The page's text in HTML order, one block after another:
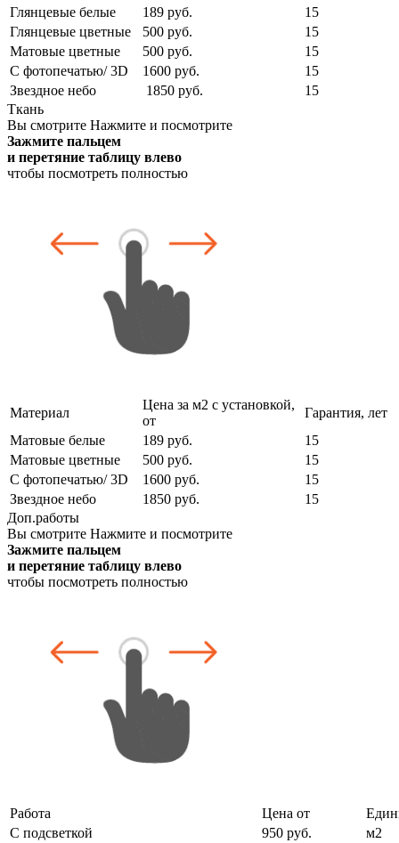
Глянцевые белые 189 руб.
15
Глянцевые цветные
500 руб.
15
Матовые цветные
500 руб.
15
С фотопечатью/ 3D
1600 руб.
15
Звездное небо
1850 руб.
15
Ткань
Вы смотрите Нажмите и посмотрите
Зажмите пальцем
и перетяние таблицу влево
чтобы посмотреть полностью
Материал
Цена за м2 с установкой,
от
Гарантия, лет
Матовые белые
189 руб.
15
Матовые цветные
500 руб.
15
С фотопечатью/ 3D
1600 руб.
15
Звездное небо
1850 руб.
15
Доп.работы
Вы смотрите Нажмите и посмотрите
Зажмите пальцем
и перетяние таблицу влево
чтобы посмотреть полностью
Работа Цена от
С подсветкой
950 руб.
м2